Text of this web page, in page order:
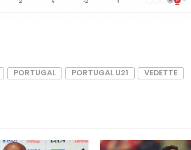
PORTUGAL PORTUGAL U21 VEDETTE